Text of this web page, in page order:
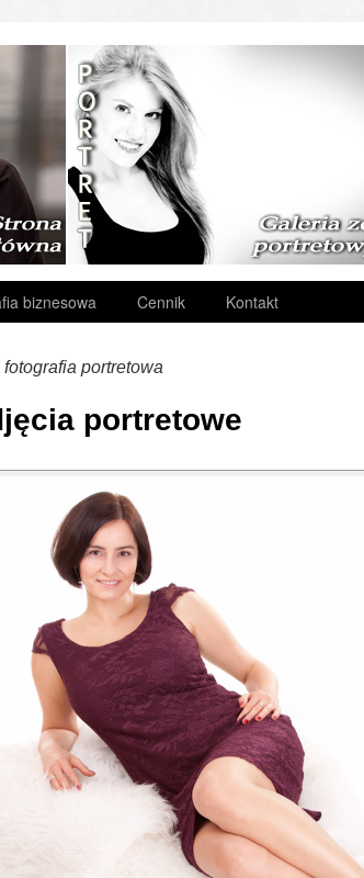
biznesowa Cennik Kontakt
fotografia portretowa
portretowe